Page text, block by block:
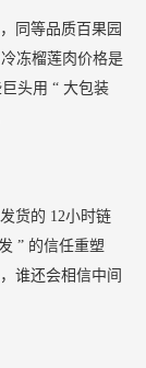
同等品质百果园
冻榴莲肉价格是
头用 “ 大包装
货的 12小时链
” 的信任重塑
谁还会相信中间